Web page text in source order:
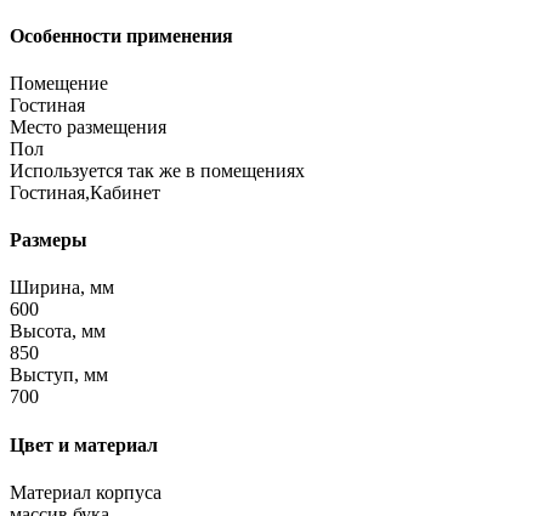
Особенности применения
Помещение
Гостиная
Место размещения
Пол
Используется так же в помещениях
Гостиная,Кабинет
Размеры
Ширина, мм
600
Высота, мм
850
Выступ, мм
700
Цвет и материал
Материал корпуса